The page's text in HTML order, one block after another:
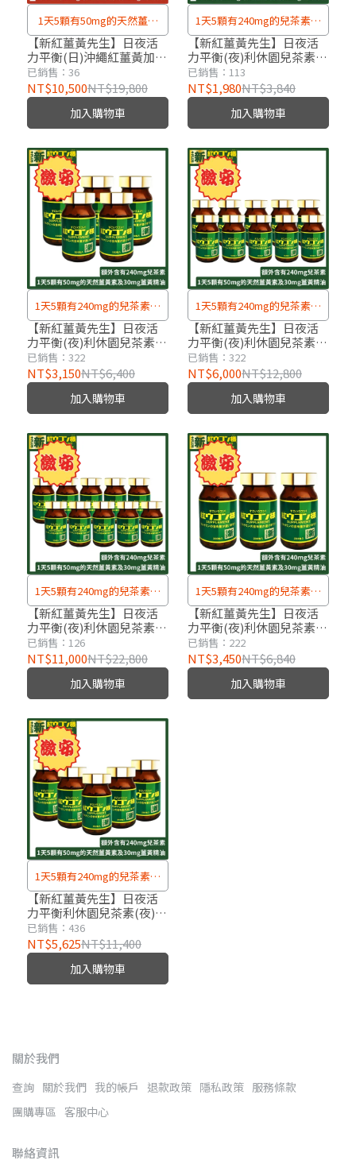
1天5顆有50mg的天然薑黃
素及30mg薑黃精油
【新紅薑黃先生】日夜活
力平衡(日)沖繩紅薑黃加強
版x10瓶(200顆/瓶)
已銷售：36
NT$10,500NT$19,800
加入購物車
1天5顆有240mg的兒茶素、
50mg的天然薑黃素及30mg
薑黃精油
【新紅薑黃先生】日夜活
力平衡(夜)利休園兒茶素升
級版x3瓶(100顆/瓶)
已銷售：113
NT$1,980NT$3,840
加入購物車
1天5顆有240mg的兒茶素、
50mg的天然薑黃素及30mg
薑黃精油
【新紅薑黃先生】日夜活
力平衡(夜)利休園兒茶素升
級版x5瓶(100顆/瓶)
已銷售：322
NT$3,150NT$6,400
加入購物車
1天5顆有240mg的兒茶素、
50mg的天然薑黃素及30mg
薑黃精油
【新紅薑黃先生】日夜活
力平衡(夜)利休園兒茶素升
級版x10瓶(100顆/瓶)
已銷售：322
NT$6,000NT$12,800
加入購物車
1天5顆有240mg的兒茶素、
50mg的天然薑黃素及30mg
薑黃精油
【新紅薑黃先生】日夜活
力平衡(夜)利休園兒茶素升
級版x10瓶(200顆/瓶)
已銷售：126
NT$11,000NT$22,800
加入購物車
1天5顆有240mg的兒茶素、
50mg的天然薑黃素及30mg
薑黃精油
【新紅薑黃先生】日夜活
力平衡(夜)利休園兒茶素升
級版x3瓶(200顆/瓶)
已銷售：222
NT$3,450NT$6,840
加入購物車
1天5顆有240mg的兒茶素、
50mg的天然薑黃素及30mg
薑黃精油
【新紅薑黃先生】日夜活
力平衡利休園兒茶素(夜)升
級版x5瓶(200顆/瓶)
已銷售：436
NT$5,625NT$11,400
加入購物車
關於我們
查詢 關於我們 我的帳戶 退款政策 隱私政策 服務條款
團購專區 客服中心
聯絡資訊